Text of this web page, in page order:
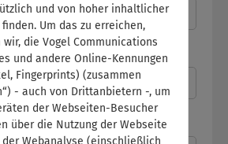
und von hoher inhaltlicher
Um das zu erreichen,
wir, die Vogel Communications
und andere Online-Kennungen
Fingerprints) (zusammen
- auch von Drittanbietern -, um
der Webseiten-Besucher
über die Nutzung der Webseite
der Webanalyse (einschließlich